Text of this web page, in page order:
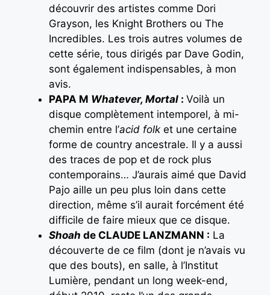
découvrir des artistes comme Dori
Grayson, les Knight Brothers ou The
Incredibles. Les trois autres volumes de
cette série, tous dirigés par Dave Godin,
sont également indispensables, à mon
avis.
PAPA M Whatever, Mortal : Voilà un
disque complètement intemporel, à mi-
chemin entre l’acid folk et une certaine
forme de country ancestrale. Il y a aussi
des traces de pop et de rock plus
contemporains… J’aurais aimé que David
Pajo aille un peu plus loin dans cette
direction, même s’il aurait forcément été
difficile de faire mieux que ce disque.
Shoah de CLAUDE LANZMANN : La
découverte de ce film (dont je n’avais vu
que des bouts), en salle, à l’Institut
Lumière, pendant un long week-end,